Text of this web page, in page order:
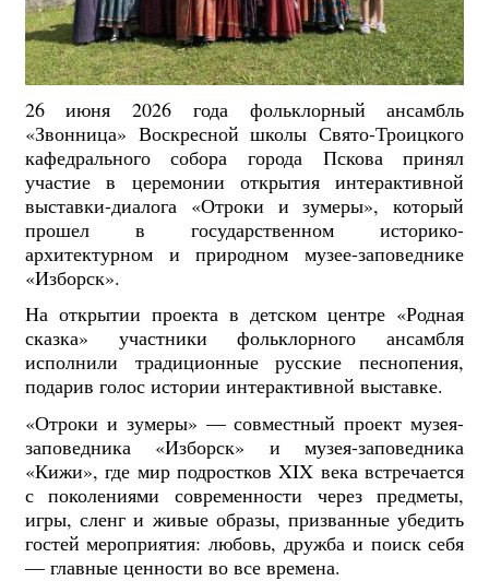
26 июня 2026 года фольклорный ансамбль
«Звонница» Воскресной школы Свято-Троицкого
кафедрального собора города Пскова принял
участие в церемонии открытия интерактивной
выставки-диалога «Отроки и зумеры», который
прошел в государственном историко-
архитектурном и природном музее-заповеднике
«Изборск».
На открытии проекта в детском центре «Родная
сказка» участники фольклорного ансамбля
исполнили традиционные русские песнопения,
подарив голос истории интерактивной выставке.
«Отроки и зумеры» — совместный проект музея-
заповедника «Изборск» и музея-заповедника
«Кижи», где мир подростков XIX века встречается
с поколениями современности через предметы,
игры, сленг и живые образы, призванные убедить
гостей мероприятия: любовь, дружба и поиск себя
— главные ценности во все времена.